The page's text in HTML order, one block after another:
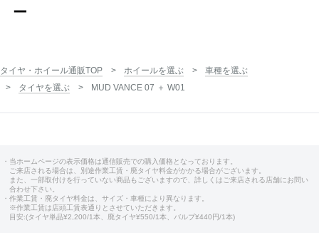
ー
タイヤ・ホイール通販TOP ホイールを選ぶ
車種を選ぶ
タイヤを選ぶ
MUD VANCE 07 ＋ W01
・当ホームページの表示価格は通信販売での購入価格となっております。
ご来店される場合は、別途作業工賃・廃タイヤ料金がかかる場合がございます。
また、一部取付けを行っていない商品もございますので、詳しくはご来店される店舗にお問い
合わせ下さい。
・作業工賃・廃タイヤ料金は、サイズ・車種により異なります。
※作業工賃は店頭工賃表通りとさせていただきます。
目安:(タイヤ単品¥2,200/1本、廃タイヤ¥550/1本、バルブ¥440円/1本)